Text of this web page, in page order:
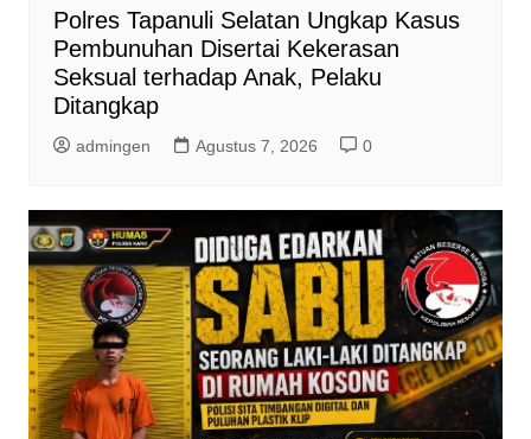
Polres Tapanuli Selatan Ungkap Kasus
Pembunuhan Disertai Kekerasan
Seksual terhadap Anak, Pelaku
Ditangkap
admingen Agustus 7, 2026 0